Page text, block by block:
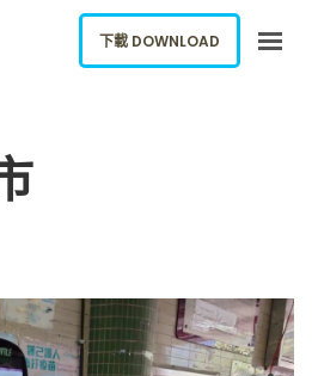
用
DOWNLOAD
下載 DOWNLOAD